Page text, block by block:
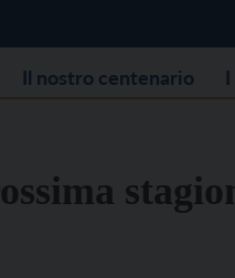
Il nostro centenario